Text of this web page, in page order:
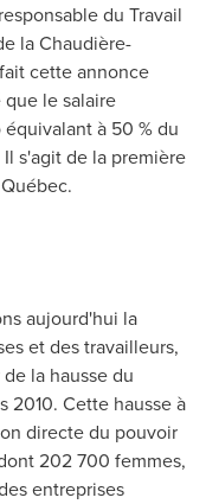
du Travail
la Chaudière-
cette annonce
le salaire
à 50 % du
s'agit de la première
aujourd'hui la
et des travailleurs,
la hausse du
2010. Cette hausse à
directe du pouvoir
202 700 femmes,
entreprises